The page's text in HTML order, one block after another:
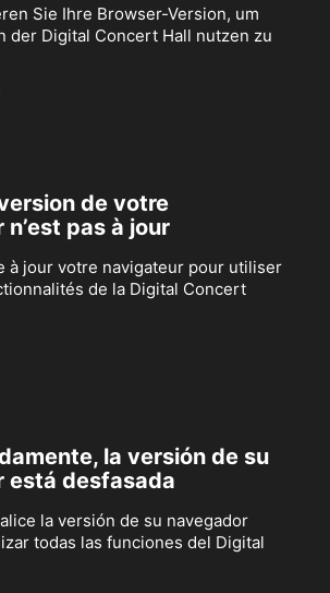
Sie Ihre Browser-Version, um
der Digital Concert Hall nutzen zu
de votre
pas à jour
à jour votre navigateur pour utiliser
de la Digital Concert
la versión de su
está desfasada
la versión de su navegador
todas las funciones del Digital